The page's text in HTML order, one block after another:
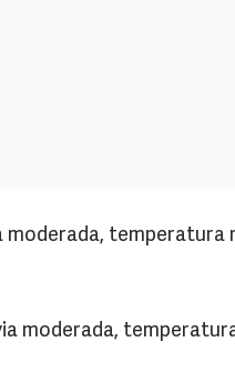
moderada, temperatura
moderada,